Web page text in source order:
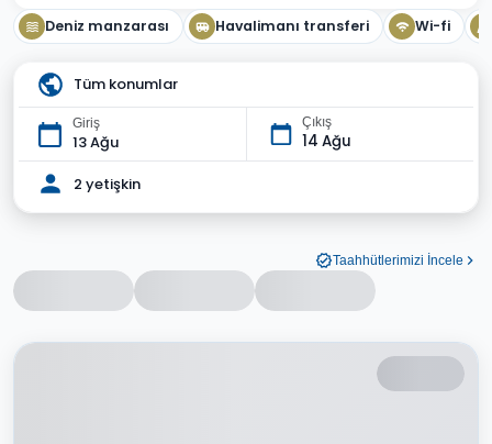
Deniz manzarası Havalimanı transferi Wi-fi
Tüm konumlar
Giriş
13 Ağu
Çıkış
14 Ağu
2 yetişkin
Taahhütlerimizi İncele